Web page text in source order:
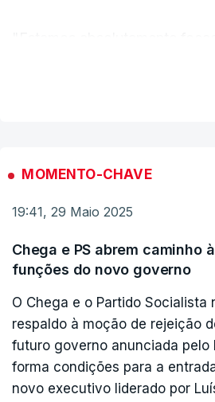
Focando-se na questão
Montenegro afirmou que quer
pensões.
"Vamos continuar a
Nacional de Saúde, a dar
escola pública, a executar o
investimento público no setor
favorecer a mobilidade dos
MOMENTO-CHAVE
19:41, 29 Maio 2025
Chega e PS abrem caminho
funções do novo governo
O Chega e o Partido Socialista
respaldo à moção de rejeição
futuro governo anunciada pelo
forma condições para a
novo executivo liderado por